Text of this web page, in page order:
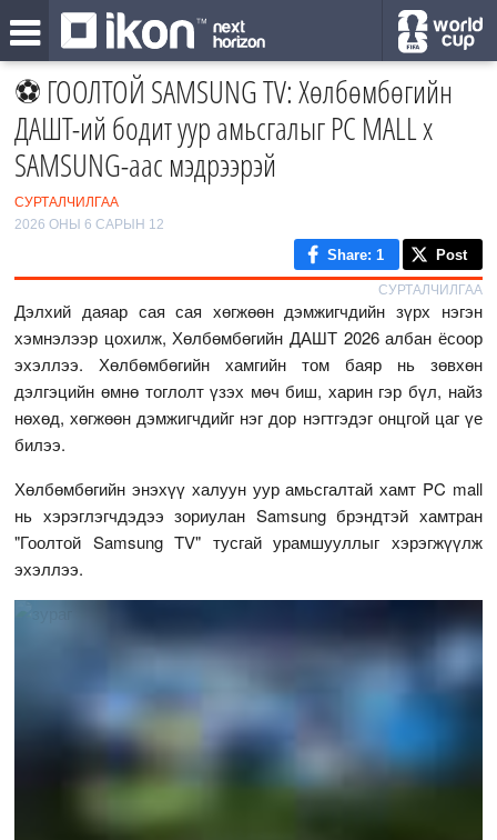
⚽ ГООЛТОЙ SAMSUNG TV: Хөлбөмбөгийн
ДАШТ-ий бодит уур амьсгалыг PC MALL x
SAMSUNG-аас мэдрээрэй
СУРТАЛЧИЛГАА
2026 ОНЫ 6 САРЫН 12
Share: 1 Post
СУРТАЛЧИЛГАА
Дэлхий даяар сая сая хөгжөөн дэмжигчдийн зүрх нэгэн
хэмнэлээр цохилж, Хөлбөмбөгийн ДАШТ 2026 албан ёсоор
эхэллээ. Хөлбөмбөгийн хамгийн том баяр нь зөвхөн
дэлгэцийн өмнө тоглолт үзэх мөч биш, харин гэр бүл, найз
нөхөд, хөгжөөн дэмжигчдийг нэг дор нэгтгэдэг онцгой цаг үе
билээ.
Хөлбөмбөгийн энэхүү халуун уур амьсгалтай хамт PC mall
нь хэрэглэгчдэдээ зориулан Samsung брэндтэй хамтран
"Гоолтой Samsung TV" тусгай урамшууллыг хэрэгжүүлж
эхэллээ.